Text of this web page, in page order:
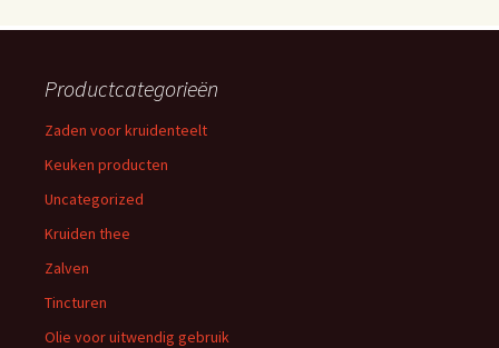
Productcategorieën
Zaden voor kruidenteelt
Keuken producten
Uncategorized
Kruiden thee
Zalven
Tincturen
Olie voor uitwendig gebruik